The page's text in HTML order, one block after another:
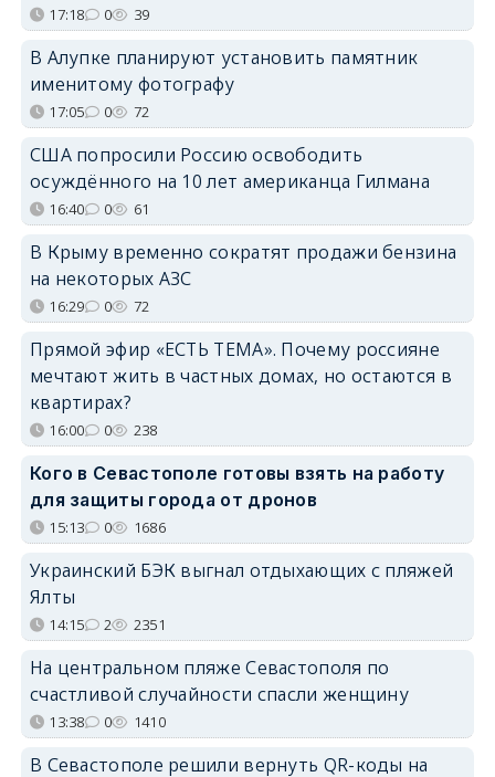
17:18 0 39
В Алупке планируют установить памятник
именитому фотографу
17:05 0 72
США попросили Россию освободить
осуждённого на 10 лет американца Гилмана
16:40 0 61
В Крыму временно сократят продажи бензина
на некоторых АЗС
16:29 0 72
Прямой эфир «ЕСТЬ ТЕМА». Почему россияне
мечтают жить в частных домах, но остаются в
квартирах?
16:00 0 238
Кого в Севастополе готовы взять на работу
для защиты города от дронов
15:13 0 1686
Украинский БЭК выгнал отдыхающих с пляжей
Ялты
14:15 2 2351
На центральном пляже Севастополя по
счастливой случайности спасли женщину
13:38 0 1410
В Севастополе решили вернуть QR-коды на